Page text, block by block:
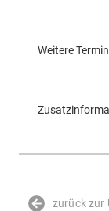
Weitere
zurück zur